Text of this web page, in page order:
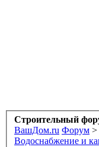
Строительный
ВашДом.ru Форум >
Водоснабжение и